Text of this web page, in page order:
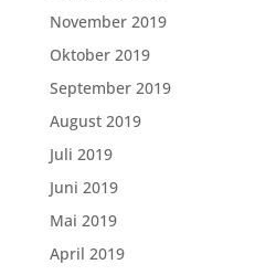
November 2019
Oktober 2019
September 2019
August 2019
Juli 2019
Juni 2019
Mai 2019
April 2019